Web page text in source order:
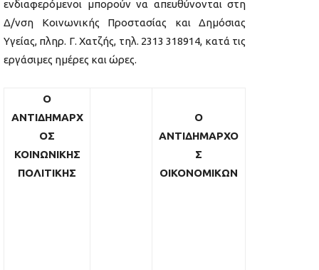
ενδιαφερόμενοι μπορούν να απευθύνονται στη
Δ/νση Κοινωνικής Προστασίας και Δημόσιας
Υγείας, πληρ. Γ. Χατζής, τηλ. 2313 318914, κατά τις
εργάσιμες ημέρες και ώρες.
Ο
ΑΝΤΙΔΗΜΑΡΧ
ΟΣ
ΚΟΙΝΩΝΙΚΗΣ
ΠΟΛΙΤΙΚΗΣ
Ο
ΑΝΤΙΔΗΜΑΡΧΟ
Σ
ΟΙΚΟΝΟΜΙΚΩΝ